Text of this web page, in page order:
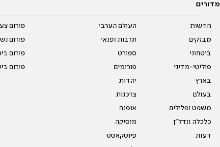
מדורים
חדשות
מבזקים
ביטחוני
פוליטי-מדיני
בארץ
בעולם
משפט ופלילים
כלכלה ונדל"ן
דעות
העולם הערבי
תרבות ופנאי
ספורט
פורומים
יהדות
צרכנות
אופנה
מוסיקה
פיוטקאסט
פורום
פורום
פורום
פורום